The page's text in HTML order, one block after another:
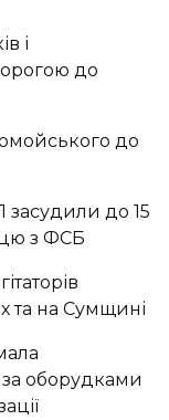
і
до
до
засудили до 15
з ФСБ
та на Сумщині
оборудками